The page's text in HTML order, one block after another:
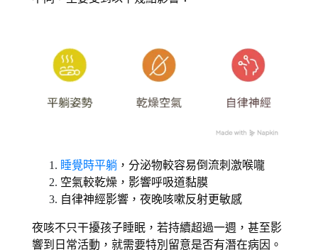
睡覺時平躺 ，分泌物較容易倒流刺激喉嚨
空氣較乾燥，影響呼吸道黏膜
自律神經影響，夜晚咳嗽反射更敏感
夜咳不只干擾孩子睡眠，若持續超過一週，甚至影
響到日常活動，就需要特別留意是否有潛在病因。